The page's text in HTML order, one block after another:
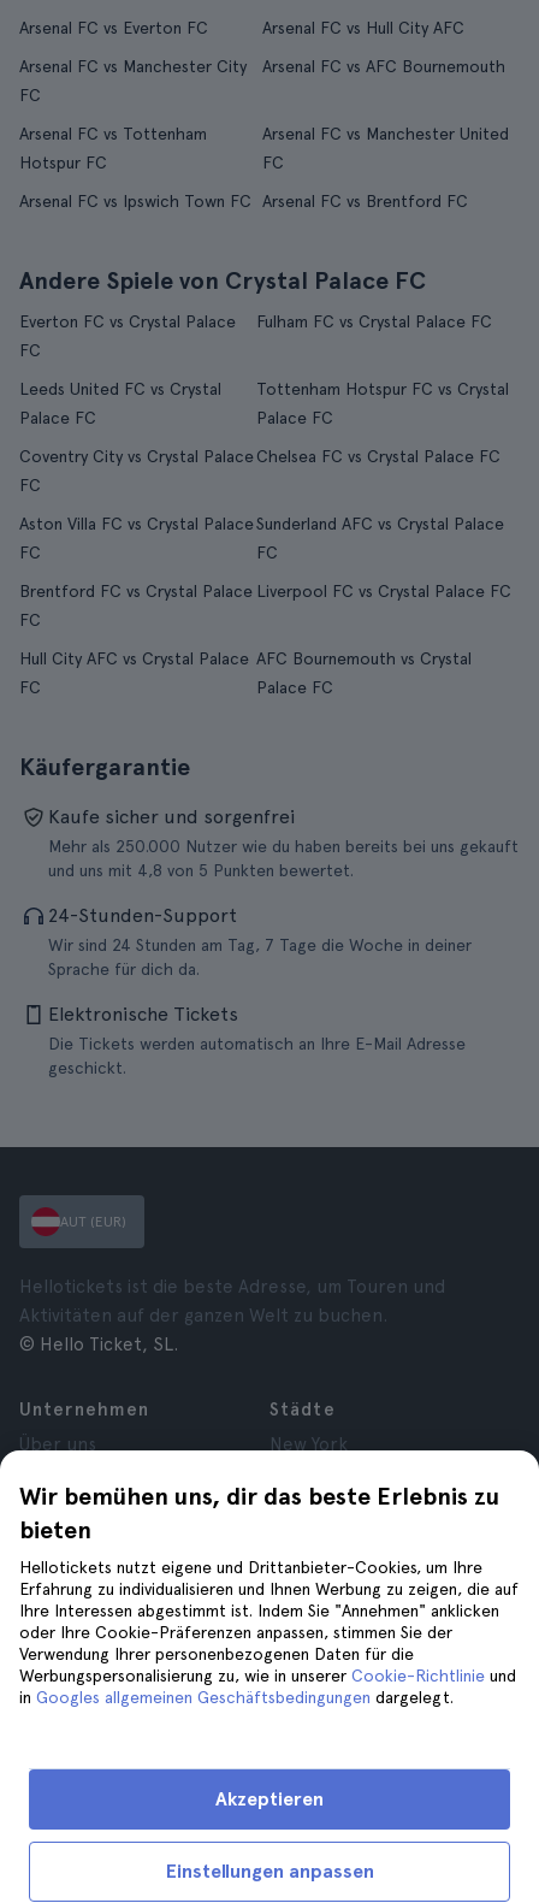
Arsenal FC vs Everton FC
Arsenal FC vs Hull City AFC
Arsenal FC vs Manchester City
FC
Arsenal FC vs AFC Bournemouth
Arsenal FC vs Tottenham
Hotspur FC
Arsenal FC vs Manchester United
FC
Arsenal FC vs Ipswich Town FC
Arsenal FC vs Brentford FC
Andere Spiele von Crystal Palace FC
Everton FC vs Crystal Palace
FC
Fulham FC vs Crystal Palace FC
Leeds United FC vs Crystal
Palace FC
Tottenham Hotspur FC vs Crystal
Palace FC
Coventry City vs Crystal Palace
FC
Chelsea FC vs Crystal Palace FC
Aston Villa FC vs Crystal Palace
FC
Sunderland AFC vs Crystal Palace
FC
Brentford FC vs Crystal Palace
FC
Liverpool FC vs Crystal Palace FC
Hull City AFC vs Crystal Palace
FC
AFC Bournemouth vs Crystal
Palace FC
Käufergarantie
Kaufe sicher und sorgenfrei
Mehr als 250.000 Nutzer wie du haben bereits bei uns gekauft
und uns mit 4,8 von 5 Punkten bewertet.
24-Stunden-Support
Wir sind 24 Stunden am Tag, 7 Tage die Woche in deiner
Sprache für dich da.
Elektronische Tickets
Die Tickets werden automatisch an Ihre E-Mail Adresse
geschickt.
Wir bemühen uns, dir das beste Erlebnis zu
bieten
Hellotickets nutzt eigene und Drittanbieter-Cookies, um Ihre
Erfahrung zu individualisieren und Ihnen Werbung zu zeigen, die auf
Ihre Interessen abgestimmt ist. Indem Sie "Annehmen" anklicken
oder Ihre Cookie-Präferenzen anpassen, stimmen Sie der
Verwendung Ihrer personenbezogenen Daten für die
Werbungspersonalisierung zu, wie in unserer Cookie-Richtlinie und
in Googles allgemeinen Geschäftsbedingungen dargelegt.
Einstellungen anpassen
Akzeptieren
AUT (EUR)
Hellotickets ist die beste Adresse, um Touren und
Aktivitäten auf der ganzen Welt zu buchen.
© Hello Ticket, SL.
Unternehmen
Über uns
Partner
Bewertungen
Datenschutz
Allgemeine
Geschäftsbedingungen
Rechtsberatung
Cookies
Städte
New York
Paris
Granada
Krakau
Teneriffa
Hilfe